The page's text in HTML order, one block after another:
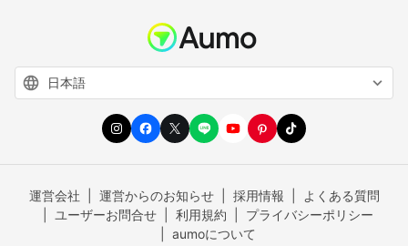
運営会社 運営からのお知らせ 採用情報
よくある質問
ユーザーお問合せ
利用規約
プライバシーポリシー
aumoについて